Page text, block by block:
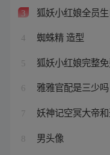
3 狐妖小红娘全员生
4 蜘蛛精 造型
5 狐妖小红娘完整
6 雅雅官配是三少吗
7 妖神记空冥大帝
8 男头像